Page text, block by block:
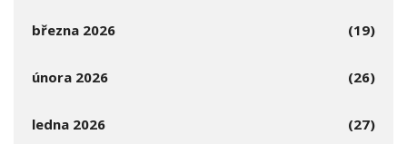
března 2026 (19)
února 2026 (26)
ledna 2026 (27)